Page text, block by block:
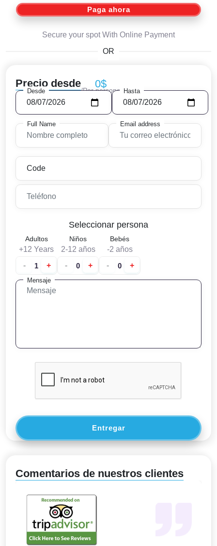
Paga ahora
Secure your spot With Online Payment
OR
Precio desde 0$
/Por persona
Desde Hasta
Full Name Email address
Seleccionar persona
Adultos
+12 Years
-
+
Niños
2-12 años
-
+
Bebés
-2 años
-
+
Mensaje
Entregar
Comentarios de nuestros clientes